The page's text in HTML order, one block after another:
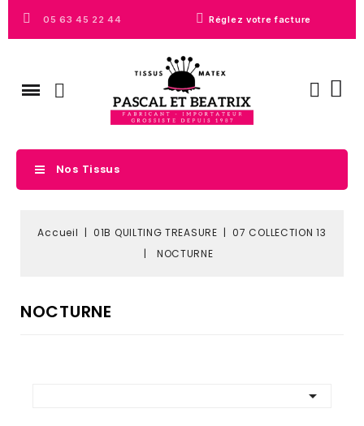
05 63 45 22 44 Réglez votre facture
Nos Tissus
Accueil 01B QUILTING TREASURE
07 COLLECTION 13
NOCTURNE
NOCTURNE
